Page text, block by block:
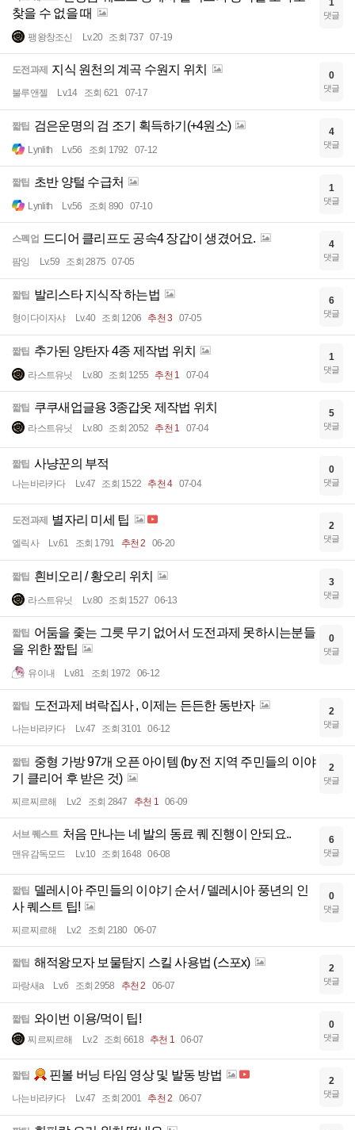
찾을 수 없을 때
팽왕창조신 Lv.20 조회 737 07-19
1
댓글
도전과제 지식 원천의 계곡 수원지 위치
불루앤젤 Lv.14 조회 621 07-17
0
댓글
짧팁 검은운명의 검 조기 획득하기(+4원소)
Lynlith Lv.56 조회 1792 07-12
4
댓글
짧팁 초반 양털 수급처
Lynlith Lv.56 조회 890 07-10
1
댓글
스펙업 드디어 클리프도 공속4 장갑이 생겼어요.
팜잉 Lv.59 조회 2875 07-05
4
댓글
짧팁 발리스타 지식작 하는법
형이다이자샤 Lv.40 조회 1206 추천 3 07-05
6
댓글
짧팁 추가된 양탄자 4종 제작법 위치
라스트유닛 Lv.80 조회 1255 추천 1 07-04
1
댓글
짧팁 쿠쿠새업글용 3종갑옷 제작법 위치
라스트유닛 Lv.80 조회 2052 추천 1 07-04
5
댓글
짧팁 사냥꾼의 부적
나는바라카다 Lv.47 조회 1522 추천 4 07-04
0
댓글
도전과제 별자리 미세 팁
엘릭사 Lv.61 조회 1791 추천 2 06-20
2
댓글
짧팁 흰비오리 / 황오리 위치
라스트유닛 Lv.80 조회 1527 06-13
3
댓글
짧팁 어둠을 좇는 그릇 무기 없어서 도전과제 못하시는분들
을 위한 짧팁
유이내 Lv.81 조회 1972 06-12
0
댓글
짧팁 도전과제 벼락집사 , 이제는 든든한 동반자
나는바라카다 Lv.47 조회 3101 06-12
2
댓글
짧팁 중형 가방 97개 오픈 아이템 (by 전 지역 주민들의 이야
기 클리어 후 받은 것)
찌르찌르해 Lv.2 조회 2847 추천 1 06-09
2
댓글
서브 퀘스트 처음 만나는 네 발의 동료 퀘 진행이 안되요..
맨유감독모드 Lv.10 조회 1648 06-08
6
댓글
짧팁 델레시아 주민들의 이야기 순서 / 델레시아 풍년의 인
사 퀘스트 팁!
찌르찌르해 Lv.2 조회 2180 06-07
0
댓글
짧팁 해적왕모자 보물탐지 스킬 사용법 (스포x)
파랑새a Lv.6 조회 2958 추천 2 06-07
2
댓글
짧팁 와이번 이용/먹이 팁!
찌르찌르해 Lv.2 조회 6618 추천 1 06-07
0
댓글
짧팁 핀볼 버닝 타임 영상 및 발동 방법
나는바라카다 Lv.47 조회 2001 추천 2 06-07
2
댓글